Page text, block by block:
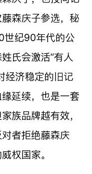
森庆子参选，秘
世纪90年代的公
氏会激活“有人
经济稳定的旧记
延续，也是一套
族品牌越有效，
者拒绝藤森庆
权国家。